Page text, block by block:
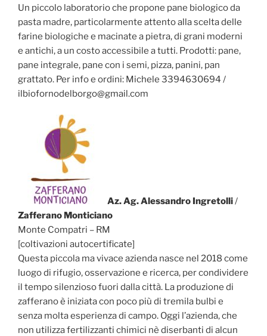
Un piccolo laboratorio che propone pane biologico da
pasta madre, particolarmente attento alla scelta delle
farine biologiche e macinate a pietra, di grani moderni
e antichi, a un costo accessibile a tutti. Prodotti: pane,
pane integrale, pane con i semi, pizza, panini, pan
grattato. Per info e ordini: Michele 3394630694 /
ilbiofornodelborgo@gmail.com
Az. Ag. Alessandro Ingretolli/
Zafferano Monticiano
Monte Compatri – RM
[coltivazioni autocertificate]
Questa piccola ma vivace azienda nasce nel 2018 come
luogo di rifugio, osservazione e ricerca, per condividere
il tempo silenzioso fuori dalla città. La produzione di
zafferano è iniziata con poco più di tremila bulbi e
senza molta esperienza di campo. Oggi l’azienda, che
non utilizza fertilizzanti chimici nè diserbanti di alcun